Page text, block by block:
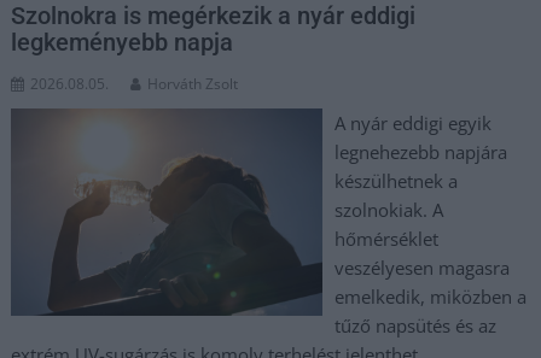
Szolnokra is megérkezik a nyár eddigi
legkeményebb napja
2026.08.05. Horváth Zsolt
A nyár eddigi egyik
legnehezebb napjára
készülhetnek a
szolnokiak. A
hőmérséklet
veszélyesen magasra
emelkedik, miközben a
tűző napsütés és az